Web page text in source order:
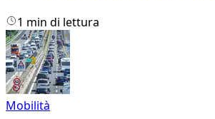
1 min di lettura
Mobilità